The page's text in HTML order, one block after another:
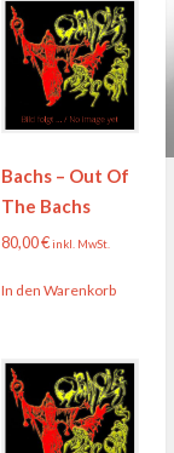
Bachs – Out Of
The Bachs
80,00€inkl. MwSt.
In den Warenkorb